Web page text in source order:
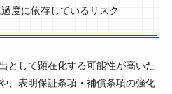
度に依存しているリスク
として顕在化する可能性が高いた
、表明保証条項・補償条項の強化